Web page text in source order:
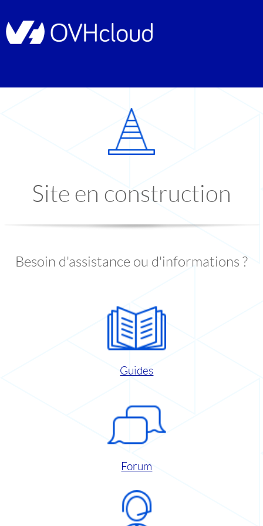
Site en construction
Besoin d'assistance ou d'informations ?
Guides
Forum